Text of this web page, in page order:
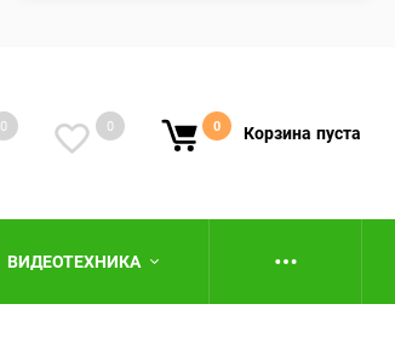
0 0 0 Корзина пуста
ВИДЕОТЕХНИКА